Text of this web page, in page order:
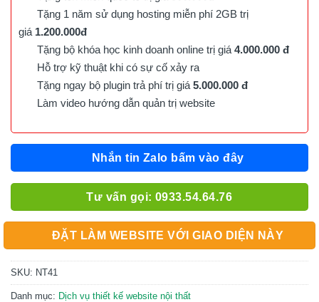
Tặng 1 năm sử dụng hosting miễn phí 2GB trị
giá 1.200.000đ
Tặng bộ khóa học kinh doanh online trị giá 4.000.000 đ
Hỗ trợ kỹ thuật khi có sự cố xảy ra
Tặng ngay bộ plugin trả phí trị giá 5.000.000 đ
Làm video hướng dẫn quản trị website
Nhắn tin Zalo bấm vào đây
Tư vấn gọi: 0933.54.64.76
ĐẶT LÀM WEBSITE VỚI GIAO DIỆN NÀY
SKU: NT41
Danh mục: Dịch vụ thiết kế website nội thất